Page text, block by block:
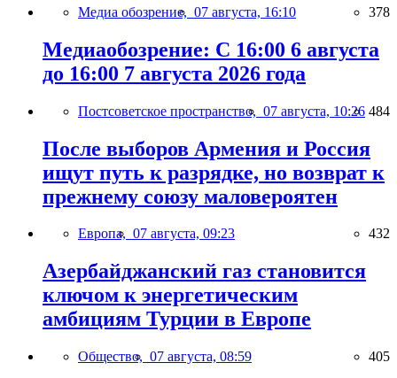
Медиа обозрение, 07 августа, 16:10 378
Медиаобозрение: С 16:00 6 августа
до 16:00 7 августа 2026 года
Постсоветское пространство, 07 августа, 10:26 484
После выборов Армения и Россия
ищут путь к разрядке, но возврат к
прежнему союзу маловероятен
Европа, 07 августа, 09:23 432
Азербайджанский газ становится
ключом к энергетическим
амбициям Турции в Европе
Общество, 07 августа, 08:59 405